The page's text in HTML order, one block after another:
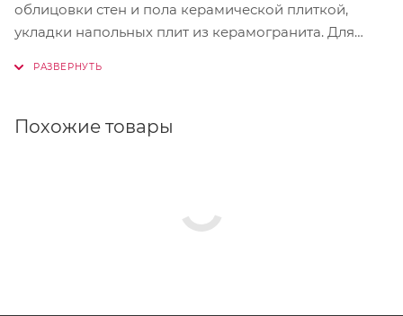
облицовки стен и пола керамической плиткой,
укладки напольных плит из керамогранита. Для
Похожие товары